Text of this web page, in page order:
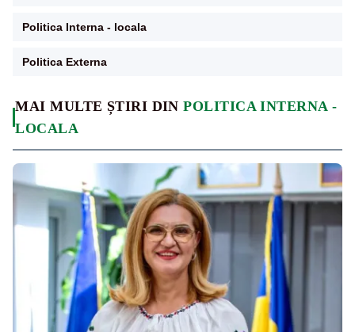
MAI MULTE ȘTIRI DINPOLITICA INTERNA -
LOCALA
Politica Interna - locala
Politica Externa